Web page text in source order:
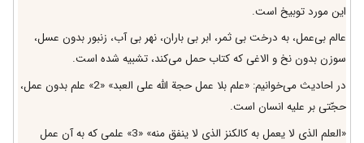
اين مورد توبيخ است.
عالم بى‌عمل، به درخت بى ثمر، ابر بى باران، نهر بى آب، زنبور بدون عسل،
سوزن بدون نخ و الاغى كه كتاب حمل مى‌كند، تشبيه شده است.
در احاديث مى‌خوانيم: «علم بلا عمل حجة الله على العبد» «2» علم بدون عمل،
حجّتى بر عليه انسان است.
«العلم الذى لا يعمل به كالكنز الذى لا ينفق منه» «3» علمى كه به آن عمل